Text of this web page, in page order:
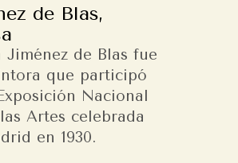
de Blas,
Jiménez de Blas fue
que participó
Nacional
Artes celebrada
en 1930.